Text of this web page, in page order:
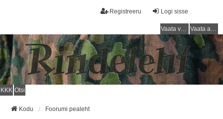
Logi sisse
Registreeru
Vaata vastamata teemasi Vaata aktiivseid teemasid
KKK Otsi
Kodu Foorumi pealeht